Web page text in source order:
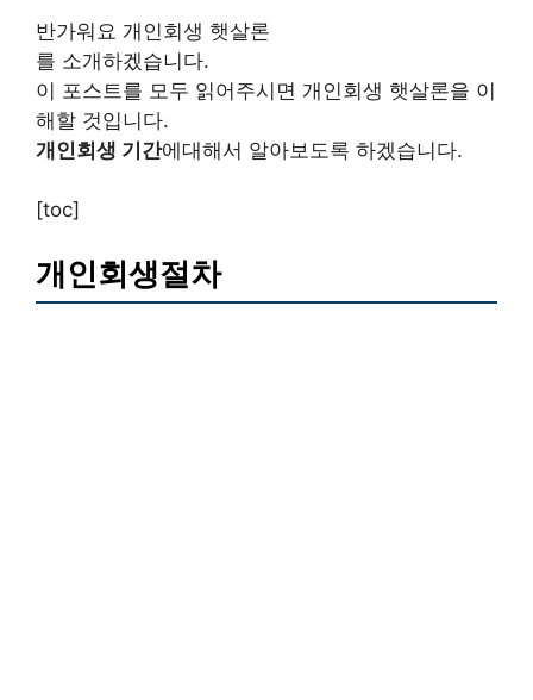
반가워요 개인회생 햇살론
를 소개하겠습니다.
이 포스트를 모두 읽어주시면 개인회생 햇살론을 이
해할 것입니다.
개인회생 기간에대해서 알아보도록 하겠습니다.
[toc]
개인회생절차